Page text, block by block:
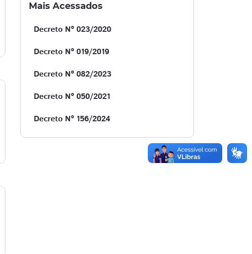
Mais Acessados
Decreto Nº 023/2020
Decreto Nº 019/2019
Decreto Nº 082/2023
Decreto Nº 050/2021
Decreto Nº 156/2024